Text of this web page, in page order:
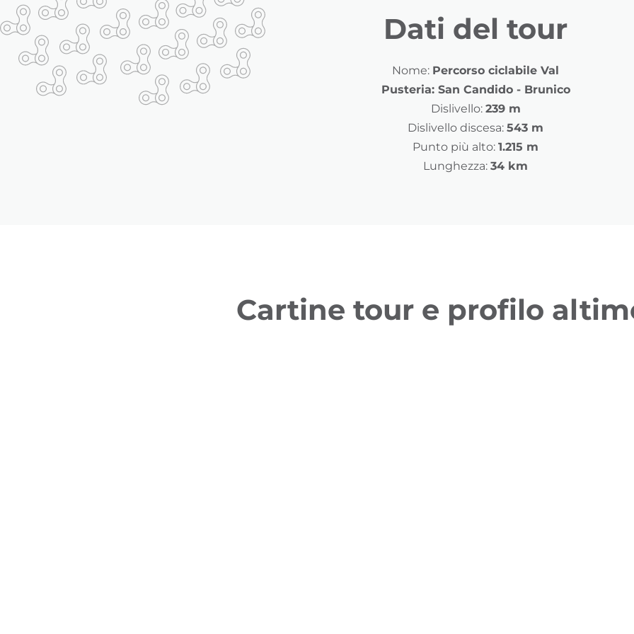
Dati del tour
Nome: Percorso ciclabile Val
Pusteria: San Candido - Brunico
Dislivello: 239 m
Dislivello discesa: 543 m
Punto più alto: 1.215 m
Lunghezza: 34 km
Cartine tour e profilo